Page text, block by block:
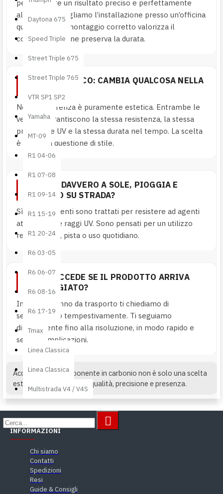
Daytona 675
Speed Triple
Street Triple 675
Street Triple 765
VTR SP1 SP2
Yamaha
MT-09
R1 04-06
R1 07-08
R1 09-14
R1 15-19
R1 20-24
R6 03-05
R6 06-07
R6 08-16
R6 17-19
Tmax
Linea Classica
Linea Classica
Multistrada V4 / V4S
per ottenere un risultato preciso e perfettamente
allineato, consigliamo l’installazione presso un’officina
qualificata. Un montaggio corretto valorizza il
componente e ne preserva la durata.
LUCIDO O OPACO: CAMBIA QUALCOSA NELLA
No. La differenza è puramente estetica. Entrambe le
versioni garantiscono la stessa resistenza, la stessa
protezione UV e la stessa durata nel tempo. La scelta
è solo una questione di stile.
RESISTE DAVVERO A SOLE, PIOGGIA E
UTILIZZO SU STRADA?
Sì. I componenti sono trattati per resistere ad agenti
atmosferici e raggi UV. Sono pensati per un utilizzo
reale: strada, pista o uso quotidiano.
COSA SUCCEDE SE IL PRODOTTO ARRIVA
DANNEGGIATO?
In caso di danno da trasporto ti chiediamo di
segnalarcelo tempestivamente. Ti seguiamo
direttamente fino alla risoluzione, in modo rapido e
senza complicazioni.
Acquistare un componente in carbonio non è solo una scelta
estetica. È una scelta di qualità, precisione e presenza.
INFORMAZIONI
Chi siamo
Contatti
Spedizioni
Resi
Guide & Consigli